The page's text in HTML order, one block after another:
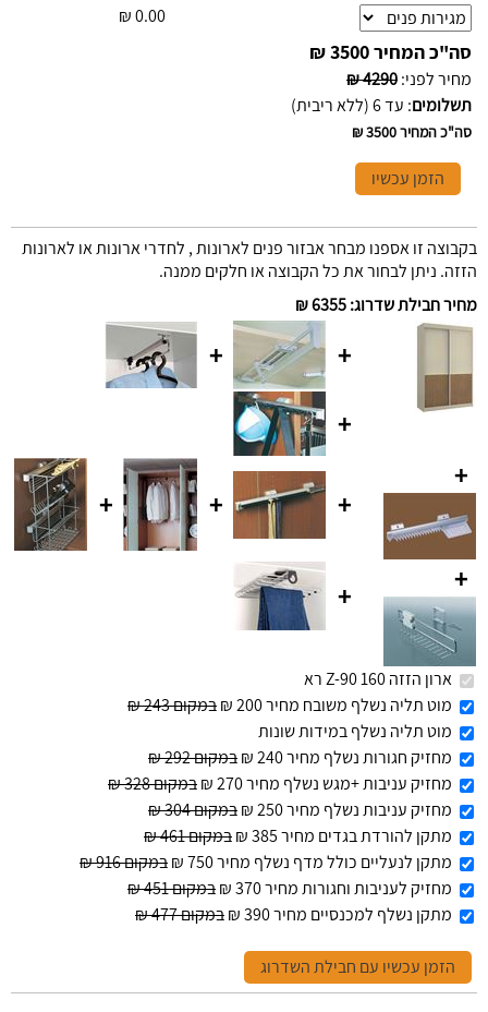
0.00
₪
סה"כ המחיר3500 ₪
מחיר לפני:
4290 ₪
תשלומים: עד 6 (ללא ריבית)
סה"כ המחיר3500 ₪
הזמן עכשיו
בקבוצה זו אספנו מבחר אבזור פנים לארונות , לחדרי ארונות או לארונות
הזזה. ניתן לבחור את כל הקבוצה או חלקים ממנה.
מחיר חבילת שדרוג:
6355 ₪
+
+
+
+
+
+
+
+
+
ארון הזזה 160 Z-90 רא
מוט תליה נשלף משובח מחיר 200 ₪
במקום 243 ₪
מוט תליה נשלף במידות שונות
מחזיק חגורות נשלף מחיר 240 ₪
במקום 292 ₪
מחזיק עניבות +מגש נשלף מחיר 270 ₪
במקום 328 ₪
מחזיק עניבות נשלף מחיר 250 ₪
במקום 304 ₪
מתקן להורדת בגדים מחיר 385 ₪
במקום 461 ₪
מתקן לנעליים כולל מדף נשלף מחיר 750 ₪
במקום 916 ₪
מחזיק לעניבות וחגורות מחיר 370 ₪
במקום 451 ₪
מתקן נשלף למכנסיים מחיר 390 ₪
במקום 477 ₪
הזמן עכשיו עם חבילת השדרוג